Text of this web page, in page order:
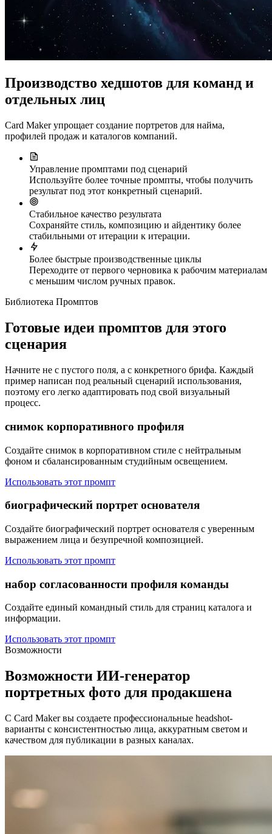
Производство хедшотов для команд и
отдельных лиц
Card Maker упрощает создание портретов для найма,
профилей продаж и каталогов компаний.
Управление промптами под сценарий
Используйте более точные промпты, чтобы получить
результат под этот конкретный сценарий.
Стабильное качество результата
Сохраняйте стиль, композицию и айдентику более
стабильными от итерации к итерации.
Более быстрые производственные циклы
Переходите от первого черновика к рабочим материалам
с меньшим числом ручных правок.
Библиотека Промптов
Готовые идеи промптов для этого
сценария
Начните не с пустого поля, а с конкретного брифа. Каждый
пример написан под реальный сценарий использования,
поэтому его легко адаптировать под свой визуальный
процесс.
снимок корпоративного профиля
Создайте снимок в корпоративном стиле с нейтральным
фоном и сбалансированным студийным освещением.
Использовать этот промпт
биографический портрет основателя
Создайте биографический портрет основателя с уверенным
выражением лица и безупречной композицией.
Использовать этот промпт
набор согласованности профиля команды
Создайте единый командный стиль для страниц каталога и
информации.
Использовать этот промпт
Возможности
Возможности ИИ-генератор
портретных фото для продакшена
С Card Maker вы создаете профессиональные headshot-
варианты с консистентностью лица, аккуратным светом и
качеством для публикации в разных каналах.